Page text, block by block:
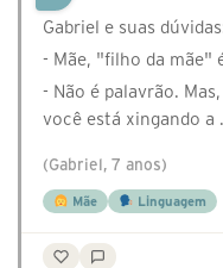
Gabriel e suas
- Mãe, "filho da mãe"
- Não é palavrão.
você está xingando a
(Gabriel, 7 anos)
Mãe Linguagem